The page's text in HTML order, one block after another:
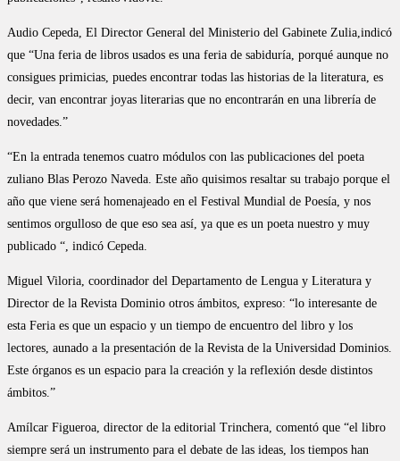
Audio Cepeda, El Director General del Ministerio del Gabinete Zulia,indicó
que “Una feria de libros usados es una feria de sabiduría, porqué aunque no
consigues primicias, puedes encontrar todas las historias de la literatura, es
decir, van encontrar joyas literarias que no encontrarán en una librería de
novedades.”
“En la entrada tenemos cuatro módulos con las publicaciones del poeta
zuliano Blas Perozo Naveda. Este año quisimos resaltar su trabajo porque el
año que viene será homenajeado en el Festival Mundial de Poesía, y nos
sentimos orgulloso de que eso sea así, ya que es un poeta nuestro y muy
publicado “, indicó Cepeda.
Miguel Viloria, coordinador del Departamento de Lengua y Literatura y
Director de la Revista Dominio otros ámbitos, expreso: “lo interesante de
esta Feria es que un espacio y un tiempo de encuentro del libro y los
lectores, aunado a la presentación de la Revista de la Universidad Dominios.
Este órganos es un espacio para la creación y la reflexión desde distintos
ámbitos.”
Amílcar Figueroa, director de la editorial Trinchera, comentó que “el libro
siempre será un instrumento para el debate de las ideas, los tiempos han